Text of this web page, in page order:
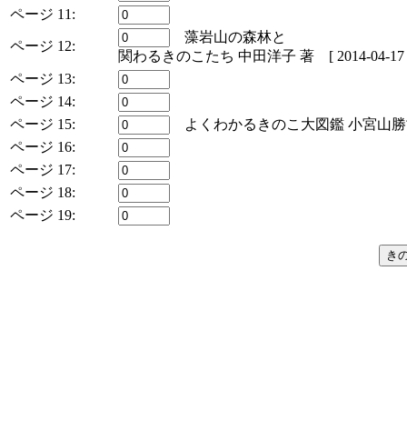
ページ 11:
ページ 12:
藻岩山の森林と
関わるきのこたち 中田洋子 著 [ 2014-04-17
ページ 13:
ページ 14:
ページ 15:
よくわかるきのこ大図鑑 小宮山
ページ 16:
ページ 17:
ページ 18:
ページ 19: